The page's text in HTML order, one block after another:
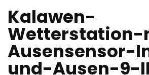
Kalawen-
Ausensensor-
und-Ausen-9-